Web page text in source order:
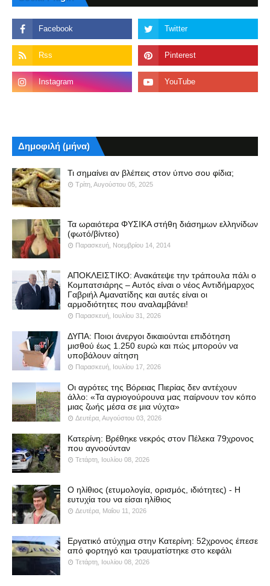
Δημοφιλή (μήνα)
Τι σημαίνει αν βλέπεις στον ύπνο σου φίδια;
Τρίτη, Αυγούστου 05, 2025
Τα ωραιότερα ΦΥΣΙΚΑ στήθη διάσημων ελληνίδων
(φωτό/βίντεο)
Παρασκευή, Νοεμβρίου 14, 2014
ΑΠΟΚΛΕΙΣΤΙΚΟ: Ανακάτεψε την τράπουλα πάλι ο
Κομπατσιάρης – Αυτός είναι ο νέος Αντιδήμαρχος
Γαβριήλ Αμανατίδης και αυτές είναι οι
αρμοδιότητες που αναλαμβάνει!
Παρασκευή, Ιουλίου 31, 2026
ΔΥΠΑ: Ποιοι άνεργοι δικαιούνται επιδότηση
μισθού έως 1.250 ευρώ και πώς μπορούν να
υποβάλουν αίτηση
Παρασκευή, Ιουλίου 17, 2026
Οι αγρότες της Βόρειας Πιερίας δεν αντέχουν
άλλο: «Τα αγριογούρουνα μας παίρνουν τον κόπο
μιας ζωής μέσα σε μια νύχτα»
Δευτέρα, Αυγούστου 03, 2026
Κατερίνη: Βρέθηκε νεκρός στον Πέλεκα 79χρονος
που αγνοούνταν
Τετάρτη, Ιουλίου 08, 2026
Ο ηλίθιος (ετυμολογία, ορισμός, ιδιότητες) - Η
ευτυχία του να είσαι ηλίθιος
Δευτέρα, Μαΐου 11, 2026
Εργατικό ατύχημα στην Κατερίνη: 52χρονος έπεσε
από φορτηγό και τραυματίστηκε στο κεφάλι
Τετάρτη, Ιουλίου 08, 2026